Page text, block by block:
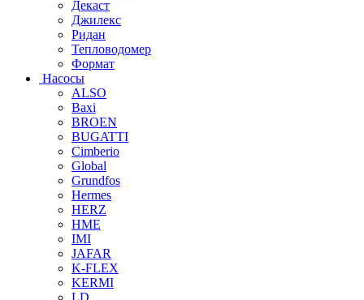
Декаст
Джилекс
Ридан
Тепловодомер
Формат
Насосы
ALSO
Baxi
BROEN
BUGATTI
Cimberio
Global
Grundfos
Hermes
HERZ
HME
IMI
JAFAR
K-FLEX
KERMI
LD